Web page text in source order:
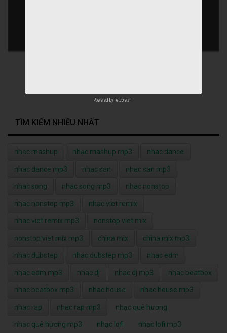
TÌM KIẾM NHIỀU NHẤT
nhạc mashup nhạc mashup mp3 nhac dance
nhac dance mp3 nhac san nhac san mp3
nhac song nhac song mp3 nhac nonstop
nhac nonstop mp3 nhac viet remix
nhac viet remix mp3 nonstop viet mix
nonstop viet mix mp3 china mix china mix mp3
nhac dubstep nhac dubstep mp3 nhac edm
nhac edm mp3 nhac dj nhac dj mp3 nhac beatbox
nhac beatbox mp3 nhac house nhac house mp3
nhac rap nhac rap mp3 nhạc quê hương
nhạc quê hương mp3 nhạc lofi nhạc lofi mp3
Powered by netcore.vn